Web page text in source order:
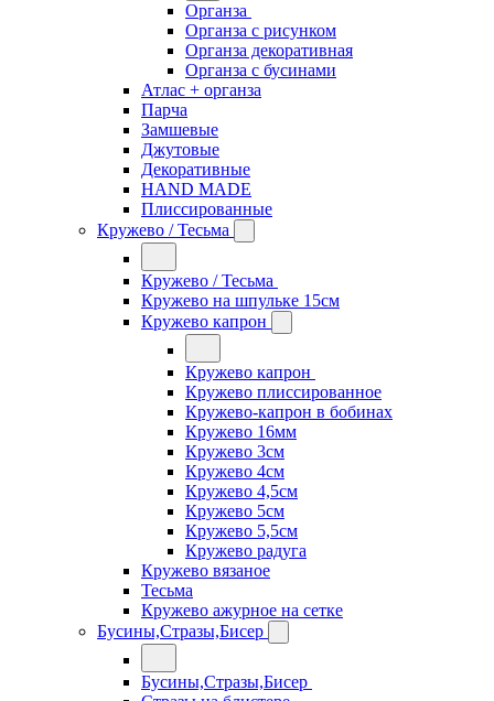
Органза
Органза с рисунком
Органза декоративная
Органза с бусинами
Атлас + органза
Парча
Замшевые
Джутовые
Декоративные
HAND MADE
Плиссированные
Кружево / Тесьма
Кружево / Тесьма
Кружево на шпульке 15см
Кружево капрон
Кружево капрон
Кружево плиссированное
Кружево-капрон в бобинах
Кружево 16мм
Кружево 3см
Кружево 4см
Кружево 4,5см
Кружево 5см
Кружево 5,5см
Кружево радуга
Кружево вязаное
Тесьма
Кружево ажурное на сетке
Бусины,Стразы,Бисер
Бусины,Стразы,Бисер